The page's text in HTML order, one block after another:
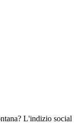
L'indizio social